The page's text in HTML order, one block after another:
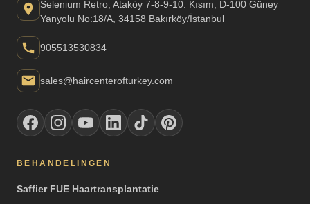
Selenium Retro, Ataköy 7-8-9-10. Kısım, D-100 Güney
Yanyolu No:18/A, 34158 Bakırköy/İstanbul
905513530834
sales@haircenterofturkey.com
BEHANDELINGEN
Saffier FUE Haartransplantatie